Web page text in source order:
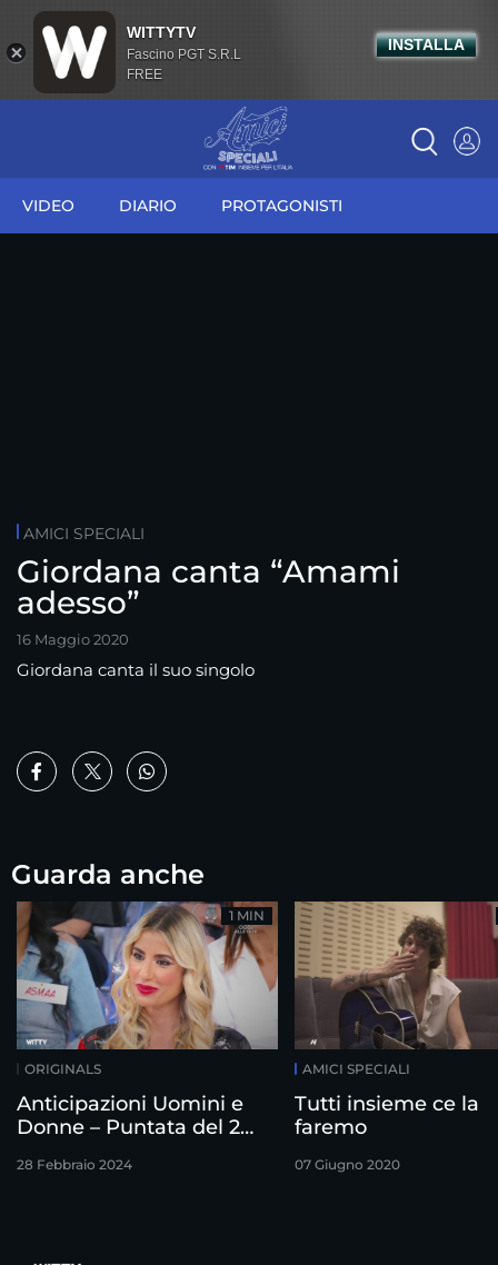
VIDEO DIARIO PROTAGONISTI
AMICI SPECIALI
Giordana canta “Amami
adesso”
16 Maggio 2020
Giordana canta il suo singolo
Guarda anche
ORIGINALS
Anticipazioni Uomini e
Donne – Puntata del 28
28 Febbraio 2024
1 MIN
AMICI SPECIALI
Tutti insieme ce la
faremo
07 Giugno 2020
WITTYTV
Fascino PGT S.R.L
FREE
INSTALLA